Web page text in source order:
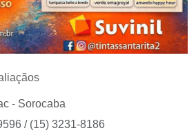
- Sorocaba
/ (15) 3231-8186